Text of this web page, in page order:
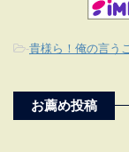
-貴様ら！俺の言う
お薦め投稿